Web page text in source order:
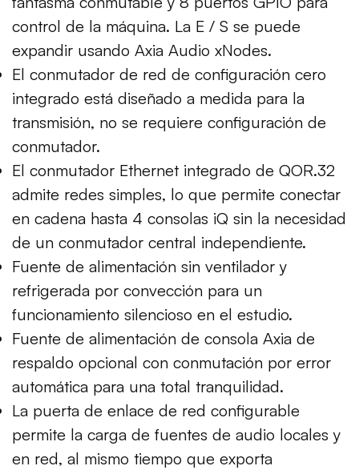
control de la máquina. La E / S se puede
expandir usando Axia Audio xNodes.
El conmutador de red de configuración cero
integrado está diseñado a medida para la
transmisión, no se requiere configuración de
conmutador.
El conmutador Ethernet integrado de QOR.32
admite redes simples, lo que permite conectar
en cadena hasta 4 consolas iQ sin la necesidad
de un conmutador central independiente.
Fuente de alimentación sin ventilador y
refrigerada por convección para un
funcionamiento silencioso en el estudio.
Fuente de alimentación de consola Axia de
respaldo opcional con conmutación por error
automática para una total tranquilidad.
La puerta de enlace de red configurable
permite la carga de fuentes de audio locales y
en red, al mismo tiempo que exporta